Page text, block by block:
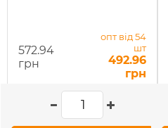
572.94
грн
опт від 54
шт
492.96
грн